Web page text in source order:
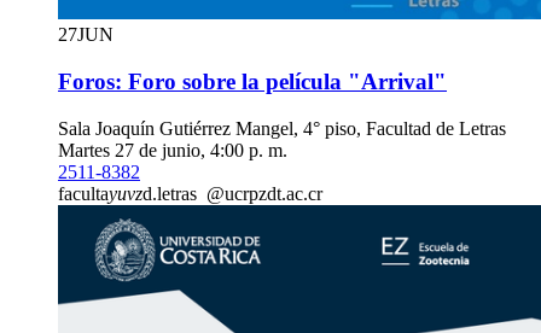
27JUN
Foros: Foro sobre la película "Arrival"
Sala Joaquín Gutiérrez Mangel, 4° piso, Facultad de Letras
Martes 27 de junio, 4:00 p. m.
2511-8382
facultayuvzd.letras @ucrpzdt.ac.cr